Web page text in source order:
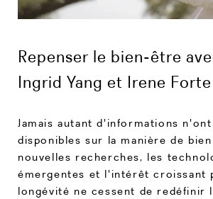
Repenser le bien-être
Ingrid Yang et Irene Forte
Jamais autant d'informations
disponibles sur la manière de
nouvelles recherches, les
émergentes et l'intérêt croissant
longévité ne cessent de redéfinir